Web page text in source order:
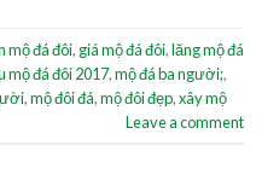
mộ đá đôi, giá mộ đá đôi,lăng mộ đá
mộ đá đôi 2017,mộ đá ba người;,
,mộ đôi đá,mộ đôi đẹp,xây mộ
Leave a comment